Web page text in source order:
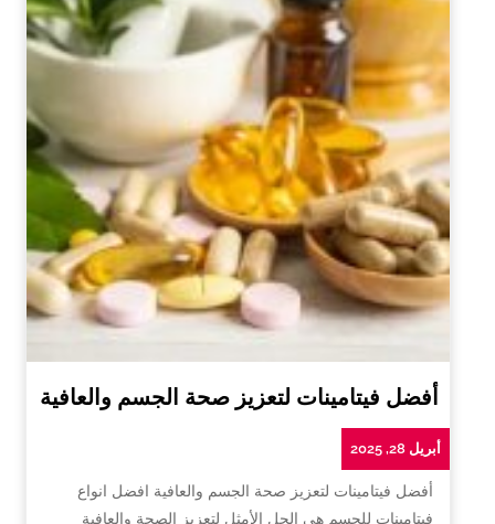
أفضل فيتامينات لتعزيز صحة الجسم والعافية
أبريل 28, 2025
أفضل فيتامينات لتعزيز صحة الجسم والعافية افضل انواع
فيتامينات للجسم هي الحل الأمثل لتعزيز الصحة والعافية